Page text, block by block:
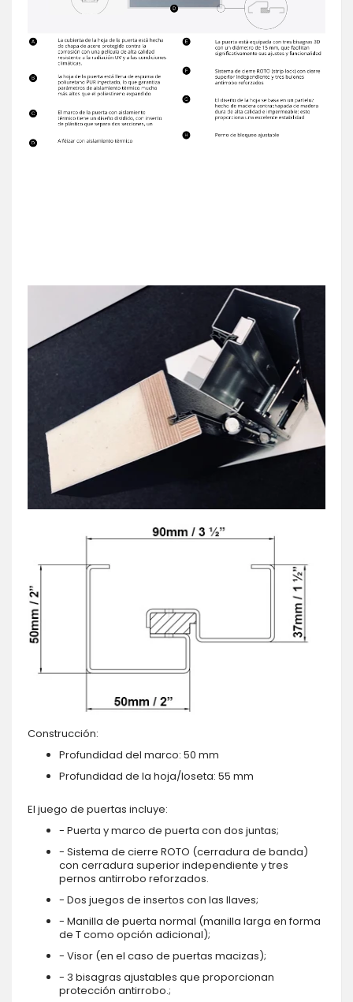
Construcción:
Profundidad del marco: 50 mm
Profundidad de la hoja/loseta: 55 mm
El juego de puertas incluye:
- Puerta y marco de puerta con dos juntas;
- Sistema de cierre ROTO (cerradura de banda)
con cerradura superior independiente y tres
pernos antirrobo reforzados.
- Dos juegos de insertos con las llaves;
- Manilla de puerta normal (manilla larga en forma
de T como opción adicional);
- Visor (en el caso de puertas macizas);
- 3 bisagras ajustables que proporcionan
protección antirrobo.;